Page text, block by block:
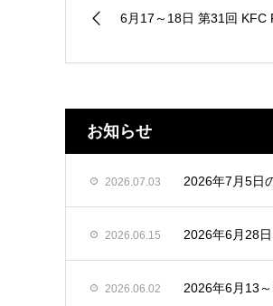
6月17～18日 第31回 KFC
お知らせ
2026.07.03 2026年7月5日
2026.06.15 2026年6月28
2026.06.02 2026年6月13